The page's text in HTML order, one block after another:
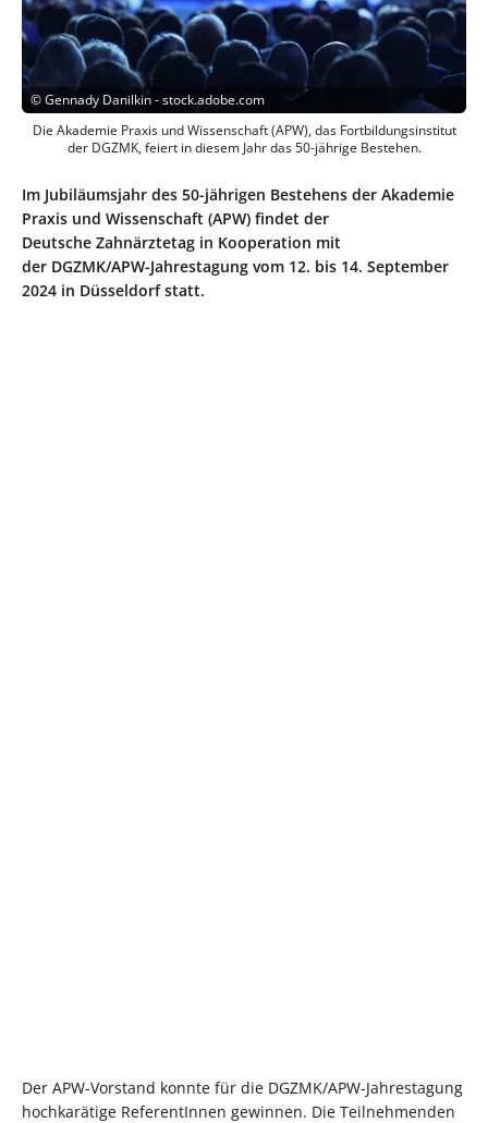
©Gennady Danilkin - stock.adobe.com
Die Akademie Praxis und Wissenschaft (APW), das Fortbildungsinstitut
der DGZMK, feiert in diesem Jahr das 50-jährige Bestehen.
Im Jubiläumsjahr des 50-jährigen Bestehens der Akademie
Praxis und Wissenschaft (APW) findet der
Deutsche Zahnärztetag in Kooperation mit
der DGZMK/APW-Jahrestagung vom 12. bis 14. September
2024 in Düsseldorf statt.
Der APW-Vorstand konnte für die DGZMK/APW-Jahrestagung
hochkarätige ReferentInnen gewinnen. Die Teilnehmenden